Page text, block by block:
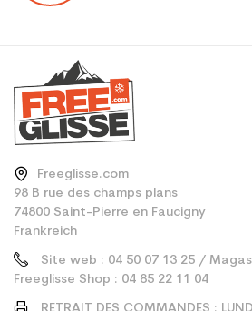
Freeglisse.com
98 B rue des champs plans
74800 Saint-Pierre en Faucigny
Frankreich
Site web : 04 50 07 13 25 /
Freeglisse Shop : 04 85 22 11 04